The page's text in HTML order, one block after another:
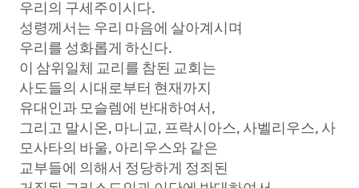
우리의 구세주이시다.
성령께서는 우리 마음에 살아계시며
우리를 성화롭게 하신다.
이 삼위일체 교리를 참된 교회는
사도들의 시대로부터 현재까지
유대인과 모슬렘에 반대하여서,
그리고 말시온, 마니교, 프락시아스, 사벨리우스, 사
모사타의 바울, 아리우스와 같은
교부들에 의해서 정당하게 정죄된